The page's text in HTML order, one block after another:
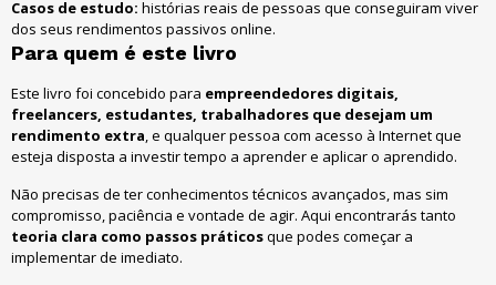
Casos de estudo: histórias reais de pessoas que conseguiram viver
dos seus rendimentos passivos online.
Para quem é este livro
Este livro foi concebido para empreendedores digitais,
freelancers, estudantes, trabalhadores que desejam um
rendimento extra, e qualquer pessoa com acesso à Internet que
esteja disposta a investir tempo a aprender e aplicar o aprendido.
Não precisas de ter conhecimentos técnicos avançados, mas sim
compromisso, paciência e vontade de agir. Aqui encontrarás tanto
teoria clara como passos práticosque podes começar a
implementar de imediato.